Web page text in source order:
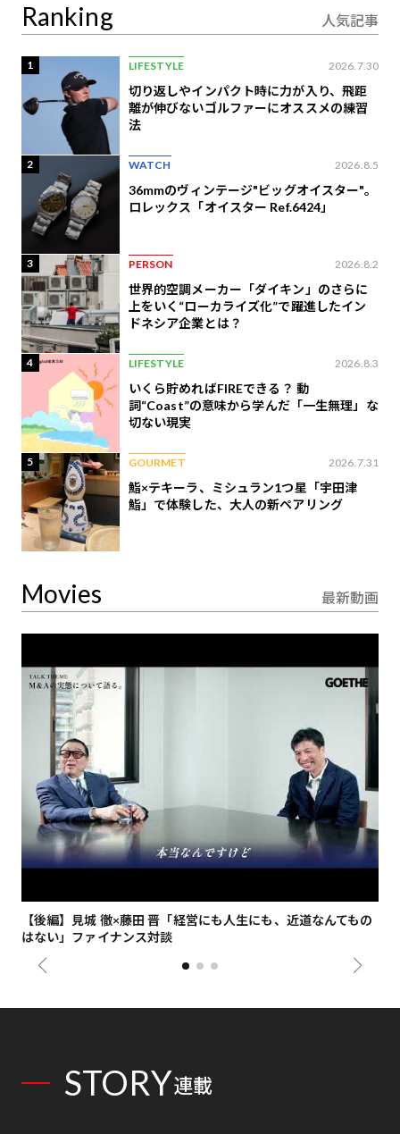
Ranking 人気記事
1 LIFESTYLE 2026.7.30
切り返しやインパクト時に力が入り、飛距
離が伸びないゴルファーにオススメの練習
法
2 WATCH 2026.8.5
36mmのヴィンテージ"ビッグオイスター"。
ロレックス「オイスター Ref.6424」
3 PERSON 2026.8.2
世界的空調メーカー「ダイキン」のさらに
上をいく“ローカライズ化”で躍進したイン
ドネシア企業とは？
4 LIFESTYLE 2026.8.3
いくら貯めればFIREできる？ 動
詞“Coast”の意味から学んだ「一生無理」な
切ない現実
5 GOURMET 2026.7.31
鮨×テキーラ、ミシュラン1つ星「宇田津
鮨」で体験した、大人の新ペアリング
Movies 最新動画
【後編】見城 徹×藤田 晋「経営にも人生にも、近道なんてもの
はない」ファイナンス対談
STORY連載